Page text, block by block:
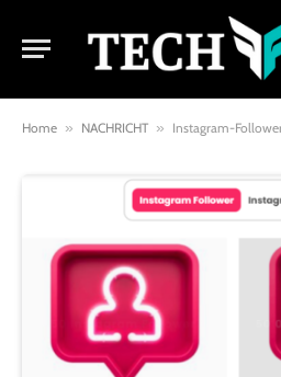
Home » NACHRICHT » Instagram-Follower kaufen: So